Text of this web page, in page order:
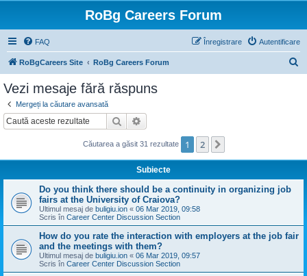
RoBg Careers Forum
FAQ Autentificare
Înregistrare
RoBgCareers Site RoBg Careers Forum
e
Vezi mesaje fără răspuns
Mergeți la căutare avansată
Căutare
Căutarea a găsit 31 rezultate 1 2
Subiecte
Do you think there should be a continuity in organizing job
fairs at the University of Craiova?
Ultimul mesaj de buligiu.ion « 06 Mar 2019, 09:58
Scris în Career Center Discussion Section
How do you rate the interaction with employers at the job fair
and the meetings with them?
Ultimul mesaj de buligiu.ion « 06 Mar 2019, 09:57
Scris în Career Center Discussion Section